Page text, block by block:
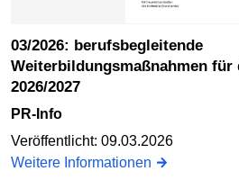
03/2026: berufsbegleitende
Weiterbildungsmaßnahmen für
2026/2027
PR-Info
Veröffentlicht: 09.03.2026
Weitere Informationen